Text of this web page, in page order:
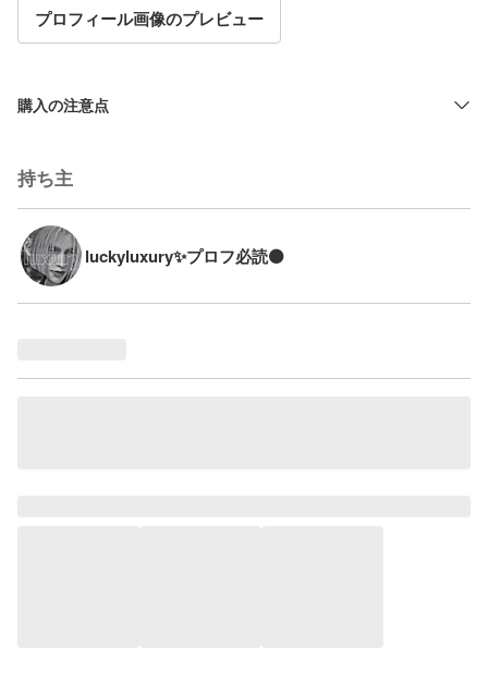
プロフィール画像のプレビュー
購入の注意点
持ち主
luckyluxury✨プロフ必読⚫️